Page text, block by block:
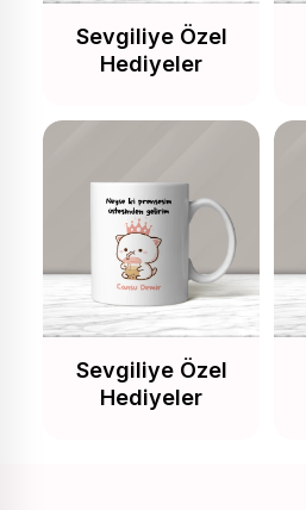
Sevgiliye Özel
Hediyeler
Sevgiliye Özel
Hediyeler